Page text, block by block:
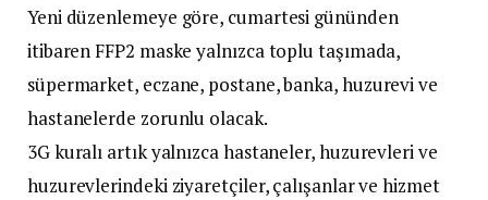
Yeni düzenlemeye göre, cumartesi gününden
itibaren FFP2 maske yalnızca toplu taşımada,
süpermarket, eczane, postane, banka, huzurevi ve
hastanelerde zorunlu olacak.
3G kuralı artık yalnızca hastaneler, huzurevleri ve
huzurevlerindeki ziyaretçiler, çalışanlar ve hizmet